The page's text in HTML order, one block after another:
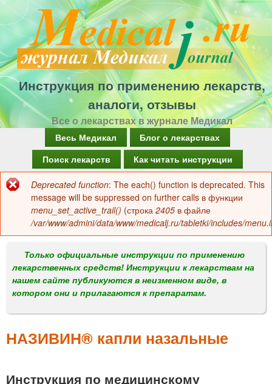
Перейти
к
основному
содержанию
Инструкция по применению лекарств,
аналоги, отзывы
Все о лекарствах в журнале Медикал
а
в
о
м
е
н
Весь Медикал
Блог о лекарствах
Поиск лекарств
Как читать инструкции
Сообщение
об
ошибке
Deprecated function: The each() function is deprecated. This
message will be suppressed on further calls в функции
menu_set_active_trail() (строка 2405 в файле
/var/www/admini/data/www/medicalj.ru/tabletki/includes/
Только официальные инструкции по применению
лекарственных средств! Инструкции к лекарствам на
нашем сайте публикуются в неизменном виде, в
котором они и прилагаются к препаратам.
НАЗИВИН® капли назальные
Инструкция по медицинскому